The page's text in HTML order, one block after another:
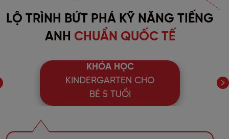
LỘ TRÌNH BỨT PHÁ KỸ NĂNG TIẾNG
ANH CHUẨN QUỐC TẾ
KHÓA HỌC
KINDERGARTEN CHO
BÉ 5 TUỔI